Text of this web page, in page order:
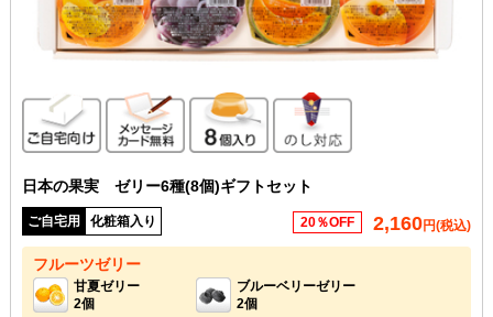
ご自宅向けメッセージカード無料
8個入り のし対応
日本の果実 ゼリー6種(8個)ギフトセット
ご自宅用 化粧箱入り 20％OFF 2,160円(税込)
フルーツゼリー
甘夏ゼリー
2個
ブルーベリーゼリー
2個